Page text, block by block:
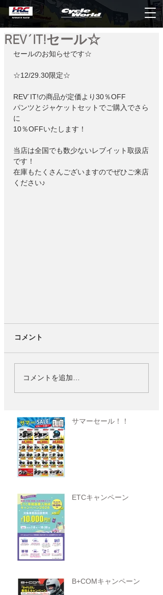
REV´IT!セール☆
セールのお知らせです☆
☆12/29.30限定☆
REV´IT!の商品が定価より30％OFF
パンツとジャケットセットでご購入でさら
に
10％OFFいたします！
当店は全国でも数少ないレブイット取扱店
です！
在庫もたくさんございますのでぜひご来店
ください♪
コメント
コメントを追加…
サマーセール！！
ETCキャンペーン
B+COMキャンペーン